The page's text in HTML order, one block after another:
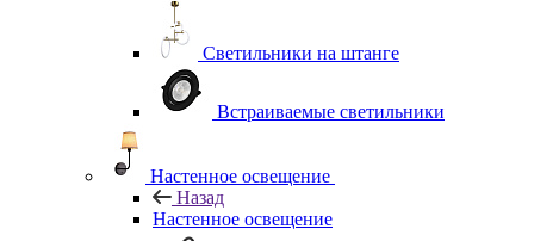
Светильники на штанге
Встраиваемые светильники
Настенное освещение
Назад
Настенное освещение